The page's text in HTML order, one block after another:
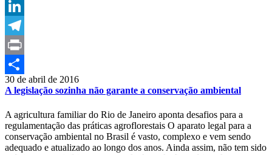
Email
LinkedIn
Telegram
Print
Compartilhar
30 de abril de 2016
A legislação sozinha não garante a conservação ambiental
A agricultura familiar do Rio de Janeiro aponta desafios para a
regulamentação das práticas agroflorestais O aparato legal para a
conservação ambiental no Brasil é vasto, complexo e vem sendo
adequado e atualizado ao longo dos anos. Ainda assim, não tem sido